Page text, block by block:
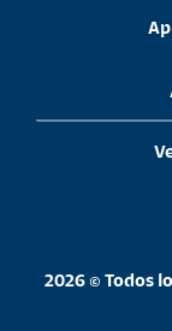
2026 © Todos